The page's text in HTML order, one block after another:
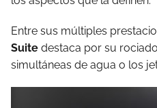
Entre sus múltiples
Suite destaca por su
simultáneas de agua o los